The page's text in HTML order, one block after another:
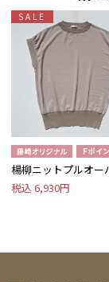
SALE
楊柳ニットプルオー
税込 6,930円